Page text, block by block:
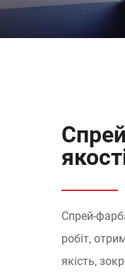
Спрей-
робіт,
якість,